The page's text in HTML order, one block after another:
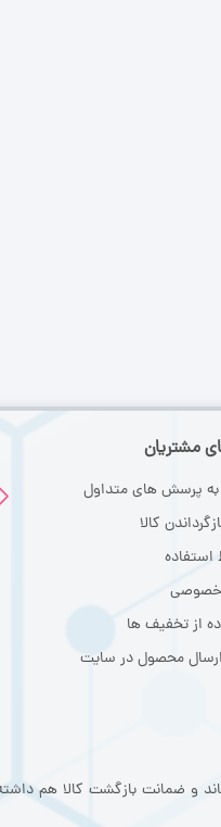
مشتریان
پرسش های متداول
کالا
استفاده
خصوصی
از تخفیف ها
محصول در سایت
و ضمانت بازگشت کالا هم